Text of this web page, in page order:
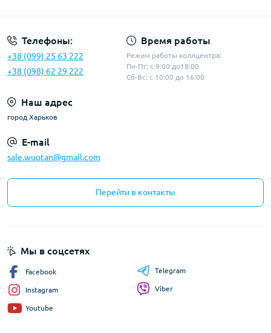
Телефоны:
+38 (099) 25 63 222
+38 (098) 62 29 222
Время работы
Режим работы коллцентра:
Пн-Пт: с 9:00 до18:00
Сб-Вс: с 10:00 до 16:00
Наш адрес
город Харьков
E-mail
sale.wuotan@gmail.com
Перейти в контакты
Мы в соцсетях
Facebook
Instagram
Youtube
Telegram
Viber